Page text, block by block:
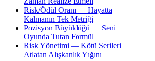
Risk/Ödül Oranı — Hayatta
Kalmanın Tek Metriği
Pozisyon Büyüklüğü — Seni
Oyunda Tutan Formül
Risk Yönetimi — Kötü Serileri
Atlatan Alışkanlık Yığını